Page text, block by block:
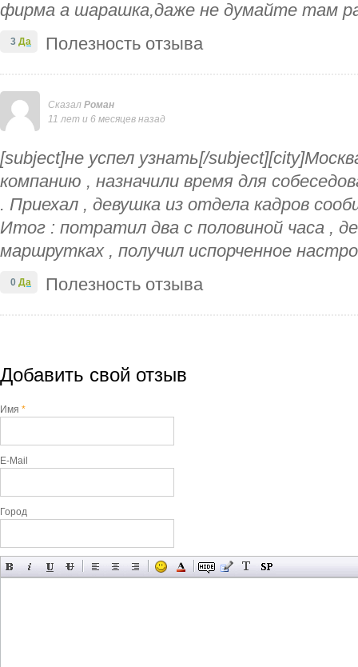
фирма а шарашка,даже не думайте там
Полезность отзыва
3 Да
Сказал Роман
11 лет и 6 месяцев назад
[subject]не успел узнать[/
компанию , назначили время для
. Приехал , девушка из отдела кадров
Итог : потратил два с половиной часа ,
маршрутках , получил испорченное
Полезность отзыва
0 Да
Добавить свой отзыв
Имя *
E-Mail
Город